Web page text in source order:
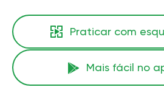
Praticar com
Mais fácil no